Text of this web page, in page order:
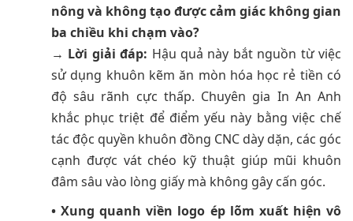
nông và không tạo được cảm giác không gian
ba chiều khi chạm vào?
→ Lời giải đáp: Hậu quả này bắt nguồn từ việc
sử dụng khuôn kẽm ăn mòn hóa học rẻ tiền có
độ sâu rãnh cực thấp. Chuyên gia In An Anh
khắc phục triệt để điểm yếu này bằng việc chế
tác độc quyền khuôn đồng CNC dày dặn, các góc
cạnh được vát chéo kỹ thuật giúp mũi khuôn
đâm sâu vào lòng giấy mà không gây cấn góc.
• Xung quanh viền logo ép lõm xuất hiện vô